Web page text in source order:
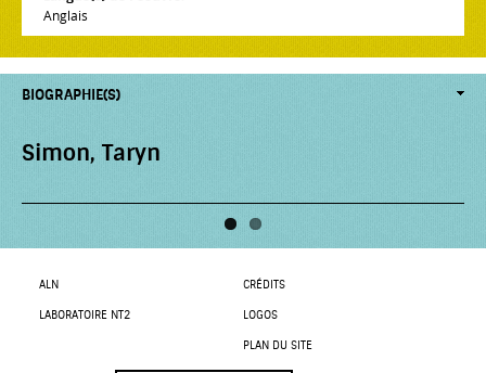
Anglais
BIOGRAPHIE(S)
Simon, Taryn
Swartz, Aaron
ALN
LABORATOIRE NT2
CRÉDITS
LOGOS
PLAN DU SITE